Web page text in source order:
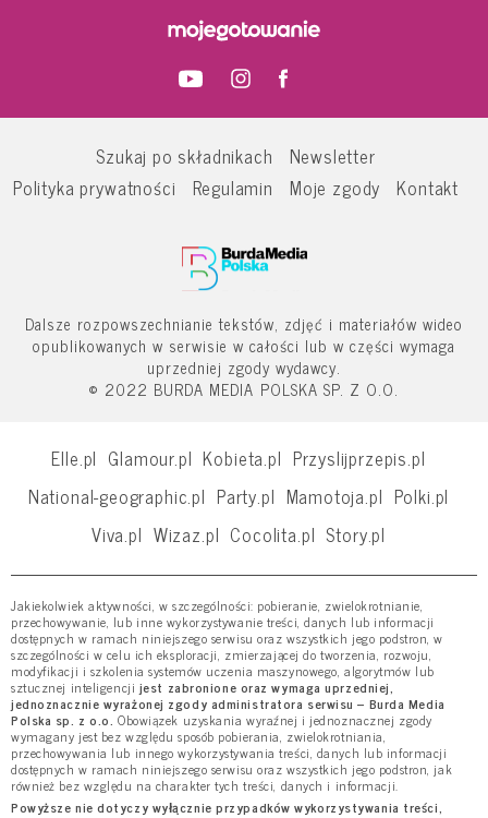
Szukaj po składnikach
Newsletter
Polityka prywatności
Regulamin Moje zgody Kontakt
Dalsze rozpowszechnianie tekstów, zdjęć i materiałów wideo
opublikowanych w serwisie w całości lub w części wymaga
uprzedniej zgody wydawcy.
© 2022 BURDA MEDIA POLSKA SP. Z O.O.
Elle.pl Glamour.pl Kobieta.pl Przyslijprzepis.pl
National-geographic.pl Party.pl Mamotoja.pl Polki.pl
Viva.pl Wizaz.pl Cocolita.pl Story.pl
Jakiekolwiek aktywności, w szczególności: pobieranie, zwielokrotnianie,
przechowywanie, lub inne wykorzystywanie treści, danych lub informacji
dostępnych w ramach niniejszego serwisu oraz wszystkich jego podstron, w
szczególności w celu ich eksploracji, zmierzającej do tworzenia, rozwoju,
modyfikacji i szkolenia systemów uczenia maszynowego, algorytmów lub
sztucznej inteligencji jest zabronione oraz wymaga uprzedniej,
jednoznacznie wyrażonej zgody administratora serwisu – Burda Media
Polska sp. z o.o. Obowiązek uzyskania wyraźnej i jednoznacznej zgody
wymagany jest bez względu sposób pobierania, zwielokrotniania,
przechowywania lub innego wykorzystywania treści, danych lub informacji
dostępnych w ramach niniejszego serwisu oraz wszystkich jego podstron, jak
również bez względu na charakter tych treści, danych i informacji.
Powyższe nie dotyczy wyłącznie przypadków wykorzystywania treści,